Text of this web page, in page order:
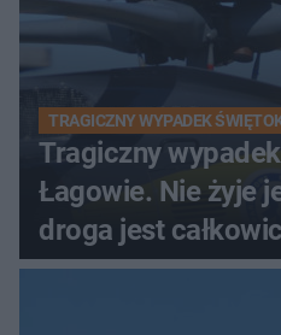
TRAGICZNY WYPADEK
Tragiczny
Łagowie. Nie żyje
droga jest